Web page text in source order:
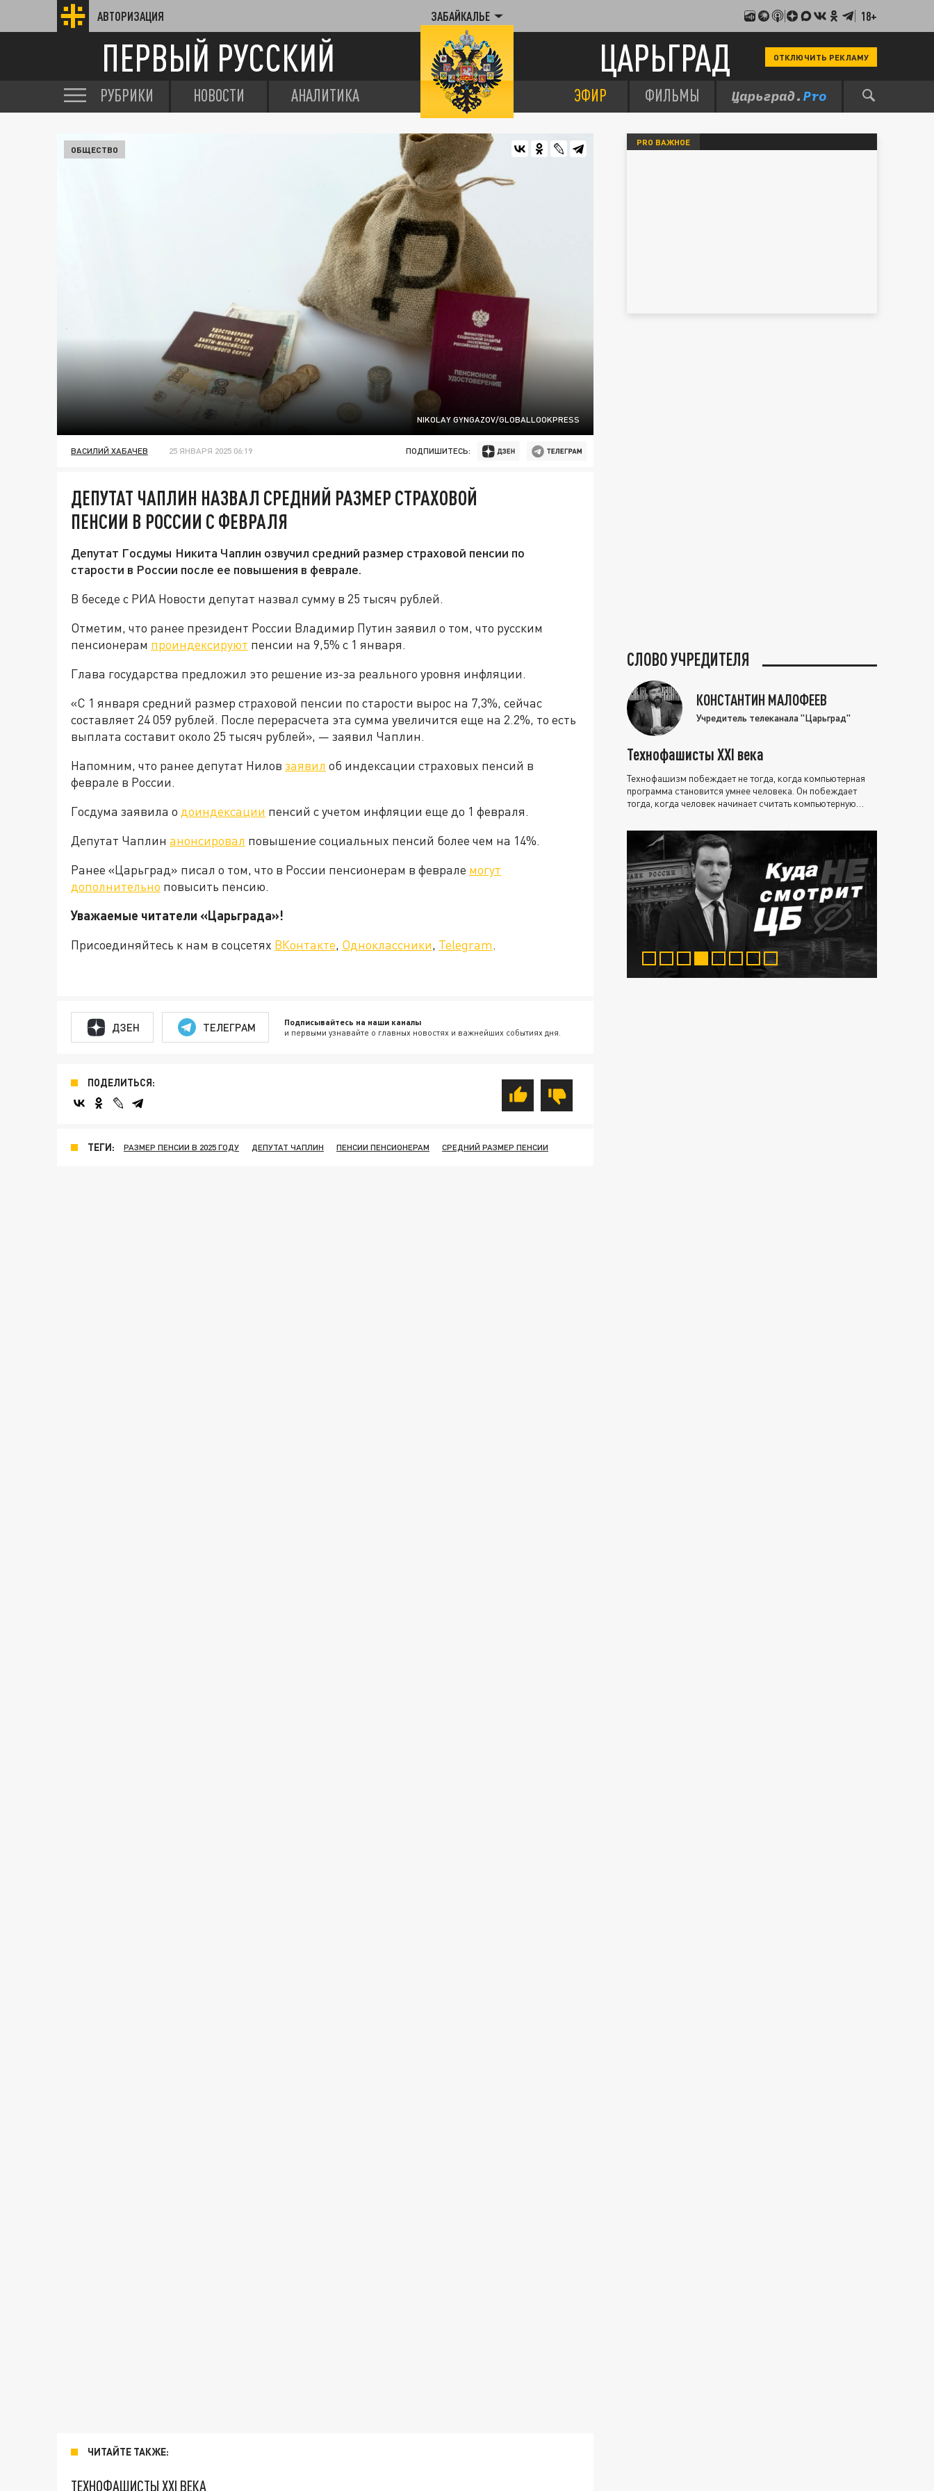
АВТОРИЗАЦИЯ ЗАБАЙКАЛЬЕ 18+
ПЕРВЫЙ РУССКИЙ ЦАРЬГРАД ОТКЛЮЧИТЬ РЕКЛАМУ
РУБРИКИ НОВОСТИ АНАЛИТИКА ЭФИР ФИЛЬМЫ
NIKOLAY GYNGAZOV/GLOBALLOOKPRESS
ОБЩЕСТВО
ВАСИЛИЙ ХАБАЧЕВ 25 ЯНВАРЯ 2025 06:19 ПОДПИШИТЕСЬ:
ДЕПУТАТ ЧАПЛИН НАЗВАЛ СРЕДНИЙ РАЗМЕР СТРАХОВОЙ
ПЕНСИИ В РОССИИ С ФЕВРАЛЯ
Депутат Госдумы Никита Чаплин озвучил средний размер страховой пенсии по
старости в России после ее повышения в феврале.
В беседе с РИА Новости депутат назвал сумму в 25 тысяч рублей.
Отметим, что ранее президент России Владимир Путин заявил о том, что русским
пенсионерам проиндексируют пенсии на 9,5% с 1 января.
Глава государства предложил это решение из-за реального уровня инфляции.
«С 1 января средний размер страховой пенсии по старости вырос на 7,3%, сейчас
составляет 24 059 рублей. После перерасчета эта сумма увеличится еще на 2.2%, то есть
выплата составит около 25 тысяч рублей», — заявил Чаплин.
Напомним, что ранее депутат Нилов заявил об индексации страховых пенсий в
феврале в России.
Госдума заявила о доиндексации пенсий с учетом инфляции еще до 1 февраля.
Депутат Чаплин анонсировал повышение социальных пенсий более чем на 14%.
Ранее «Царьград» писал о том, что в России пенсионерам в феврале могут
дополнительно повысить пенсию.
Уважаемые читатели «Царьграда»!
Присоединяйтесь к нам в соцсетях ВКонтакте, Одноклассники, Telegram.
ДЗЕН ТЕЛЕГРАМ Подписывайтесь на наши каналы
и первыми узнавайте о главных новостях и важнейших событиях дня.
ПОДЕЛИТЬСЯ:
ТЕГИ: РАЗМЕР ПЕНСИИ В 2025 ГОДУ ДЕПУТАТ ЧАПЛИН ПЕНСИИ ПЕНСИОНЕРАМ СРЕДНИЙ РАЗМЕР ПЕНСИИ
ЧИТАЙТЕ ТАКЖЕ:
ТЕХНОФАШИСТЫ XXI ВЕКА
PRO ВАЖНОЕ
СЛОВО УЧРЕДИТЕЛЯ
КОНСТАНТИН МАЛОФЕЕВ
Учредитель телеканала "Царьград"
Технофашисты XXI века
Технофашизм побеждает не тогда, когда компьютерная
программа становится умнее человека. Он побеждает
тогда, когда человек начинает считать компьютерную